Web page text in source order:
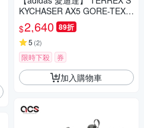
KYCHASER AX5 GORE-TEX
登山鞋 防潑水 女鞋 JQ2222
$2,640 89折
5 (2)
限時下殺 券
加入購物車